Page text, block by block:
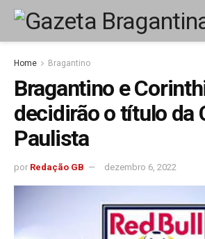
Home Bragantino
Bragantino e
decidirão o título da
Paulista
por Redação GB dezembro 6, 2022